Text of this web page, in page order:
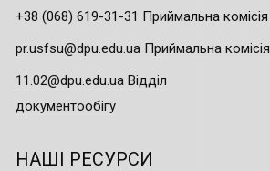
+38 (068) 619-31-31 Приймальна комісія
pr.usfsu@dpu.edu.ua Приймальна комісія
11.02@dpu.edu.ua Відділ
документообігу
НАШІ РЕСУРСИ